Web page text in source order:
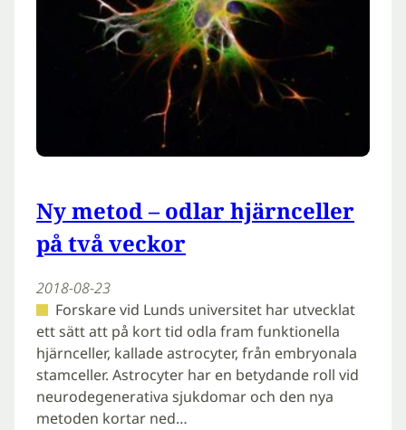
Ny metod – odlar hjärnceller
på två veckor
2018-08-23
Forskare vid Lunds universitet har utvecklat
ett sätt att på kort tid odla fram funktionella
hjärnceller, kallade astrocyter, från embryonala
stamceller. Astrocyter har en betydande roll vid
neurodegenerativa sjukdomar och den nya
metoden kortar ned…